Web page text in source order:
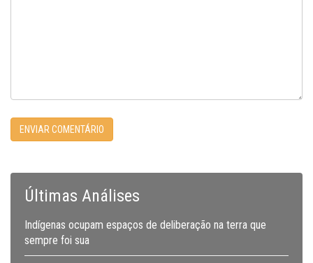
Últimas Análises
Indígenas ocupam espaços de deliberação na terra que
sempre foi sua